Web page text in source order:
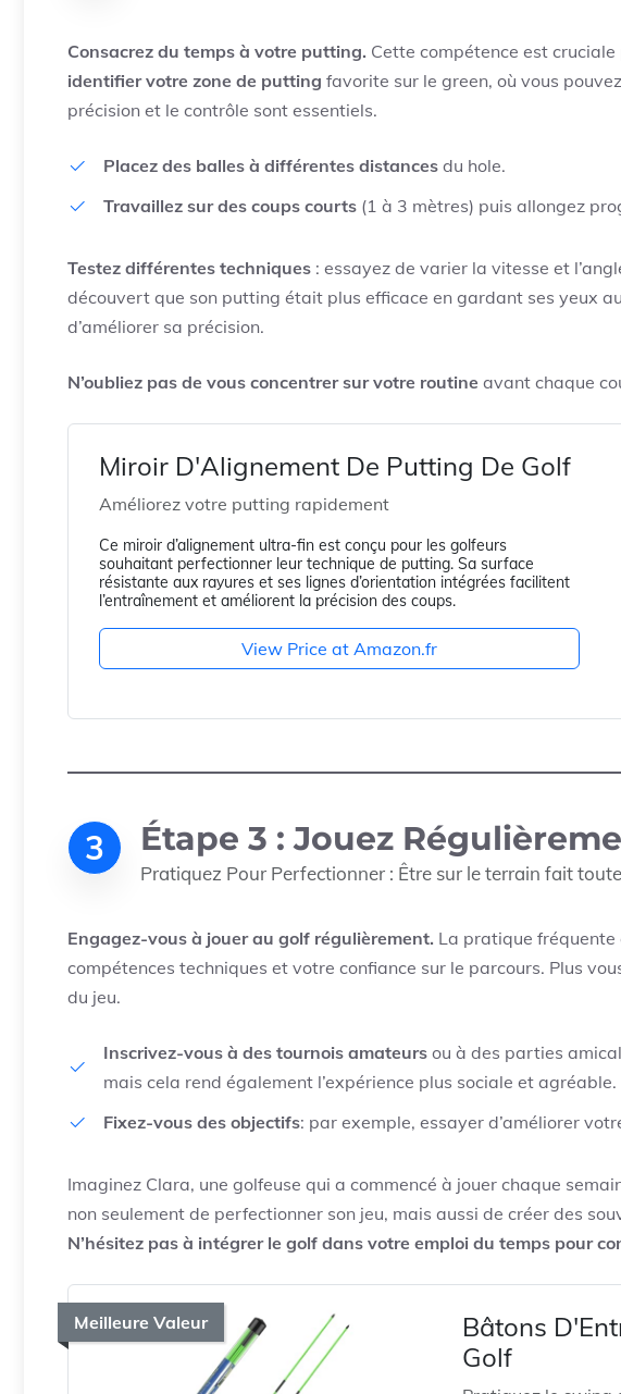
Consacrez du temps à votre putting. Cette compétence est
identifier votre zone de putting favorite sur le green, où vous
précision et le contrôle sont essentiels.
Placez des balles à différentes distances du hole.
Travaillez sur des coups courts (1 à 3 mètres) puis allongez
Testez différentes techniques : essayez de varier la vitesse et
découvert que son putting était plus efficace en gardant ses yeux
d’améliorer sa précision.
N’oubliez pas de vous concentrer sur votre routine avant chaque
Miroir D'Alignement De Putting De Golf
Améliorez votre putting rapidement
Ce miroir d’alignement ultra-fin est conçu pour les golfeurs
souhaitant perfectionner leur technique de putting. Sa surface
résistante aux rayures et ses lignes d’orientation intégrées facilitent
l’entraînement et améliorent la précision des coups.
View Price at Amazon.fr
3 Étape 3 : Jouez
Pratiquez Pour Perfectionner : Être sur le terrain fait
Engagez-vous à jouer au golf régulièrement. La pratique fréquente
compétences techniques et votre confiance sur le parcours. Plus
du jeu.
Inscrivez-vous à des tournois amateurs ou à des parties
mais cela rend également l’expérience plus sociale et agréable.
Fixez-vous des objectifs: par exemple, essayer d’améliorer
Imaginez Clara, une golfeuse qui a commencé à jouer chaque
non seulement de perfectionner son jeu, mais aussi de créer des
N’hésitez pas à intégrer le golf dans votre emploi du temps pour
Meilleure Valeur
Bâtons
Golf